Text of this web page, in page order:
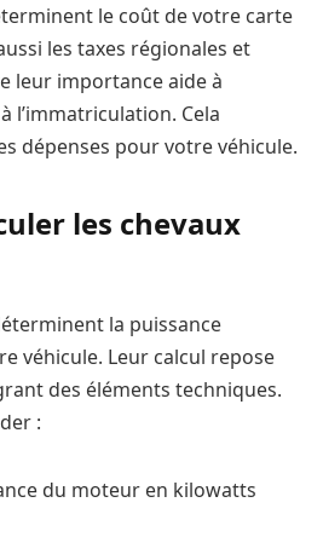
le coût de votre carte
les taxes régionales et
leur importance aide à
l’immatriculation. Cela
dépenses pour votre véhicule.
les chevaux
la puissance
véhicule. Leur calcul repose
des éléments techniques.
:
du moteur en kilowatts